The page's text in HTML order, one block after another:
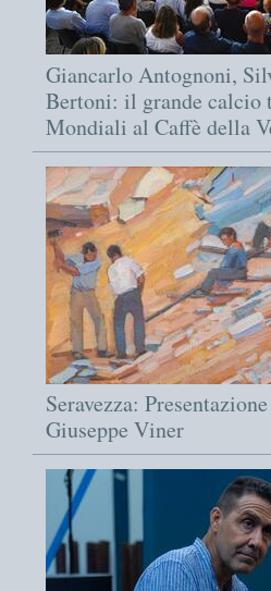
Giancarlo Antognoni,
Bertoni: il grande calcio
Mondiali al Caffè della
Seravezza:
Giuseppe Viner